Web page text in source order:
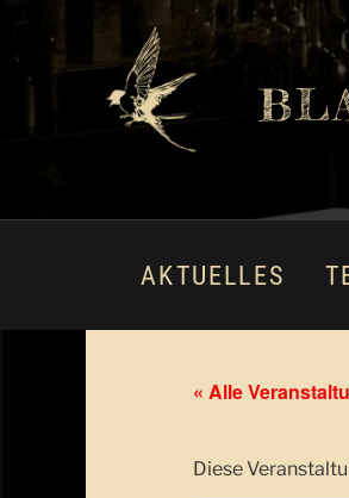
AKTUELLES
« Alle
Diese